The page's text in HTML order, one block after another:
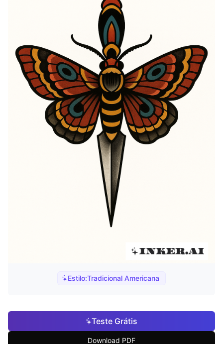
Estilo:Tradicional Americana
Teste Grátis
Download PDF